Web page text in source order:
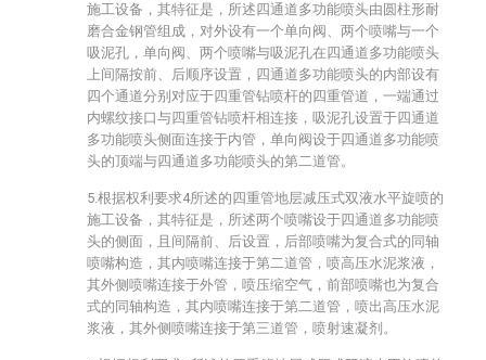
施工设备，其特征是，所述四通道多功能喷头由圆柱形耐
磨合金钢管组成，对外设有一个单向阀、两个喷嘴与一个
吸泥孔，单向阀、两个喷嘴与吸泥孔在四通道多功能喷头
上间隔按前、后顺序设置，四通道多功能喷头的内部设有
四个通道分别对应于四重管钻喷杆的四重管道，一端通过
内螺纹接口与四重管钻喷杆相连接，吸泥孔设置于四通道
多功能喷头侧面连接于内管，单向阀设于四通道多功能喷
头的顶端与四通道多功能喷头的第二道管。
5.根据权利要求4所述的四重管地层减压式双液水平旋喷的
施工设备，其特征是，所述两个喷嘴设于四通道多功能喷
头的侧面，且间隔前、后设置，后部喷嘴为复合式的同轴
喷嘴构造，其内喷嘴连接于第二道管，喷高压水泥浆液，
其外侧喷嘴连接于外管，喷压缩空气，前部喷嘴也为复合
式的同轴构造，其内喷嘴连接于第二道管，喷出高压水泥
浆液，其外侧喷嘴连接于第三道管，喷射速凝剂。